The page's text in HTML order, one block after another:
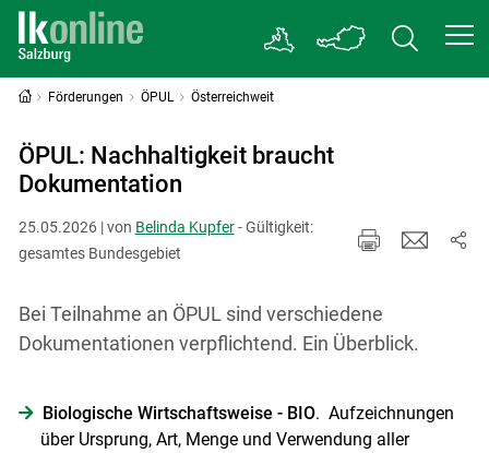
Förderungen ÖPUL Österreichweit
ÖPUL: Nachhaltigkeit braucht
Dokumentation
25.05.2026 | von Belinda Kupfer- Gültigkeit:
gesamtes Bundesgebiet
Bei Teilnahme an ÖPUL sind verschiedene
Dokumentationen verpflichtend. Ein Überblick.
Biologische ­Wirtschaftsweise - BIO. Aufzeichnungen
über Ursprung, Art, Menge und Verwendung aller